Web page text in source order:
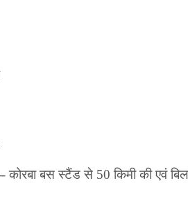
कोरबा बस स्टैंड से 50 किमी की एवं